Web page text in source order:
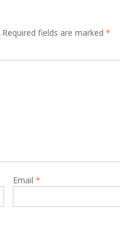
Required fields are marked *
Email *